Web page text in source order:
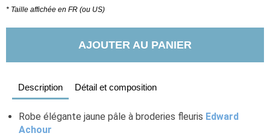
* Taille affichée en FR (ou US)
AJOUTER AU PANIER
Description Détail et composition
Robe élégante jaune pâle à broderies fleuris Edward
Achour